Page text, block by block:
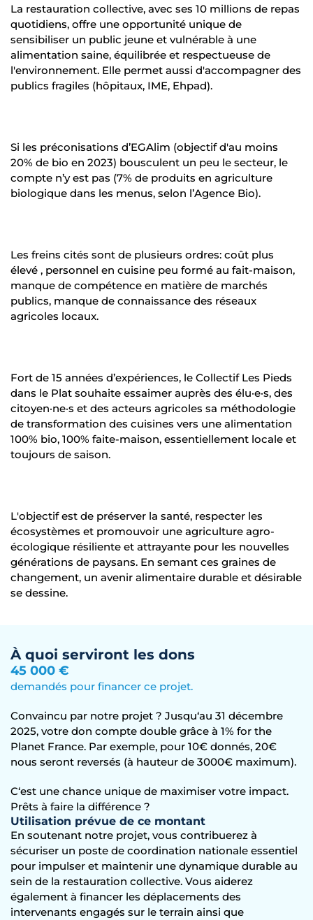
La restauration collective, avec ses 10 millions de repas
quotidiens, offre une opportunité unique de
sensibiliser un public jeune et vulnérable à une
alimentation saine, équilibrée et respectueuse de
l'environnement. Elle permet aussi d'accompagner des
publics fragiles (hôpitaux, IME, Ehpad).
Si les préconisations d’EGAlim (objectif d'au moins
20% de bio en 2023) bousculent un peu le secteur, le
compte n’y est pas (7% de produits en agriculture
biologique dans les menus, selon l’Agence Bio).
Les freins cités sont de plusieurs ordres: coût plus
élevé , personnel en cuisine peu formé au fait-maison,
manque de compétence en matière de marchés
publics, manque de connaissance des réseaux
agricoles locaux.
Fort de 15 années d’expériences, le Collectif Les Pieds
dans le Plat souhaite essaimer auprès des élu·e·s, des
citoyen·ne·s et des acteurs agricoles sa méthodologie
de transformation des cuisines vers une alimentation
100% bio, 100% faite-maison, essentiellement locale et
toujours de saison.
L'objectif est de préserver la santé, respecter les
écosystèmes et promouvoir une agriculture agro-
écologique résiliente et attrayante pour les nouvelles
générations de paysans. En semant ces graines de
changement, un avenir alimentaire durable et désirable
se dessine.
À quoi serviront les dons
45 000 €
demandés pour financer ce projet.
Convaincu par notre projet ? Jusqu‘au 31 décembre
2025, votre don compte double grâce à 1% for the
Planet France. Par exemple, pour 10€ donnés, 20€
nous seront reversés (à hauteur de 3000€ maximum).
C‘est une chance unique de maximiser votre impact.
Prêts à faire la différence ?
Utilisation prévue de ce montant
En soutenant notre projet, vous contribuerez à
sécuriser un poste de coordination nationale essentiel
pour impulser et maintenir une dynamique durable au
sein de la restauration collective. Vous aiderez
également à financer les déplacements des
intervenants engagés sur le terrain ainsi que